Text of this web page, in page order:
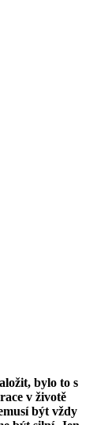
bylo to s
v životě
být vždy